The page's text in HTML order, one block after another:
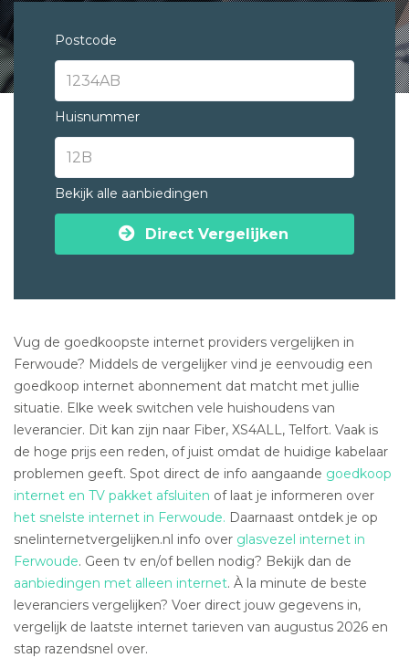
Postcode
Huisnummer
Bekijk alle aanbiedingen
Direct Vergelijken
Vug de goedkoopste internet providers vergelijken in
Ferwoude? Middels de vergelijker vind je eenvoudig een
goedkoop internet abonnement dat matcht met jullie
situatie. Elke week switchen vele huishoudens van
leverancier. Dit kan zijn naar Fiber, XS4ALL, Telfort. Vaak is
de hoge prijs een reden, of juist omdat de huidige kabelaar
problemen geeft. Spot direct de info aangaande goedkoop
internet en TV pakket afsluiten of laat je informeren over
het snelste internet in Ferwoude. Daarnaast ontdek je op
snelinternetvergelijken.nl info over glasvezel internet in
Ferwoude. Geen tv en/of bellen nodig? Bekijk dan de
aanbiedingen met alleen internet. À la minute de beste
leveranciers vergelijken? Voer direct jouw gegevens in,
vergelijk de laatste internet tarieven van augustus 2026 en
stap razendsnel over.